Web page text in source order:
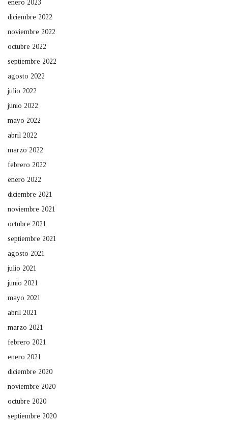
enero 2023
diciembre 2022
noviembre 2022
octubre 2022
septiembre 2022
agosto 2022
julio 2022
junio 2022
mayo 2022
abril 2022
marzo 2022
febrero 2022
enero 2022
diciembre 2021
noviembre 2021
octubre 2021
septiembre 2021
agosto 2021
julio 2021
junio 2021
mayo 2021
abril 2021
marzo 2021
febrero 2021
enero 2021
diciembre 2020
noviembre 2020
octubre 2020
septiembre 2020